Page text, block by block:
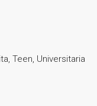
Teen, Universitaria